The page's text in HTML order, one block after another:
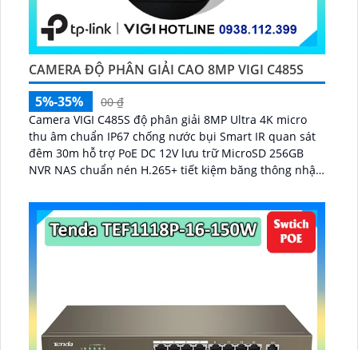
CAMERA ĐỘ PHÂN GIẢI CAO 8MP VIGI C485S
5%-35%
00 ₫
Camera VIGI C485S độ phân giải 8MP Ultra 4K micro
thu âm chuẩn IP67 chống nước bụi Smart IR quan sát
đêm 30m hỗ trợ PoE DC 12V lưu trữ MicroSD 256GB
NVR NAS chuẩn nén H.265+ tiết kiệm băng thông nhận
quản lý qua VIGI App VIGI Manager trình duyệt web
giám sát sắc nét bền bỉ...